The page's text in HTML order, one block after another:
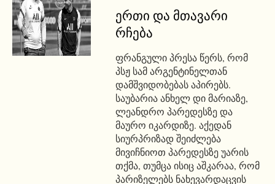
ერთი და მთავარი
რჩება
ფრანგული პრესა წერს, რომ
პსჟ სამ არგენტინელთან
დამშვიდობებას აპირებს.
საუბარია ანხელ დი მარიაზე,
ლეანდრო პარედესზე და
მაურო იკარდიზე. აქედან
სიურპრიზად შეიძლება
მივიჩნიოთ პარედესზე უარის
თქმა, თუმცა ისიც აშკარაა, რომ
პარიზელებს ნახევარდაცვის